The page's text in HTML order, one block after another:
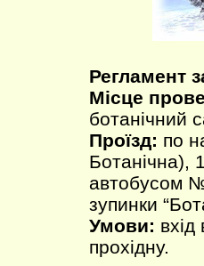
Регламент
Місце
ботанічний
Проїзд: по
Ботанічна),
автобусом
зупинки
Умови:
прохідну.